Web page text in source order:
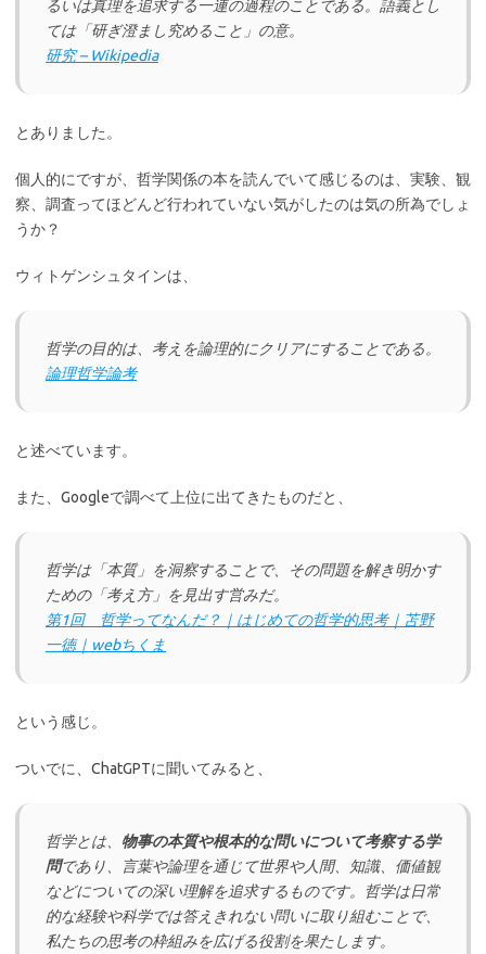
るいは真理を追求する一連の過程のことである。語義とし
ては「研ぎ澄まし究めること」の意。
研究 – Wikipedia
とありました。
個人的にですが、哲学関係の本を読んでいて感じるのは、実験、観
察、調査ってほどんど行われていない気がしたのは気の所為でしょ
うか？
ウィトゲンシュタインは、
哲学の目的は、考えを論理的にクリアにすることである。
論理哲学論考
と述べています。
また、Googleで調べて上位に出てきたものだと、
哲学は「本質」を洞察することで、その問題を解き明かす
ための「考え方」を見出す営みだ。
第1回 哲学ってなんだ？｜はじめての哲学的思考｜苫野
一徳｜webちくま
という感じ。
ついでに、ChatGPTに聞いてみると、
哲学とは、 物事の本質や根本的な問いについて考察する学
問であり、言葉や論理を通じて世界や人間、知識、価値観
などについての深い理解を追求するものです。哲学は日常
的な経験や科学では答えきれない問いに取り組むことで、
私たちの思考の枠組みを広げる役割を果たします。